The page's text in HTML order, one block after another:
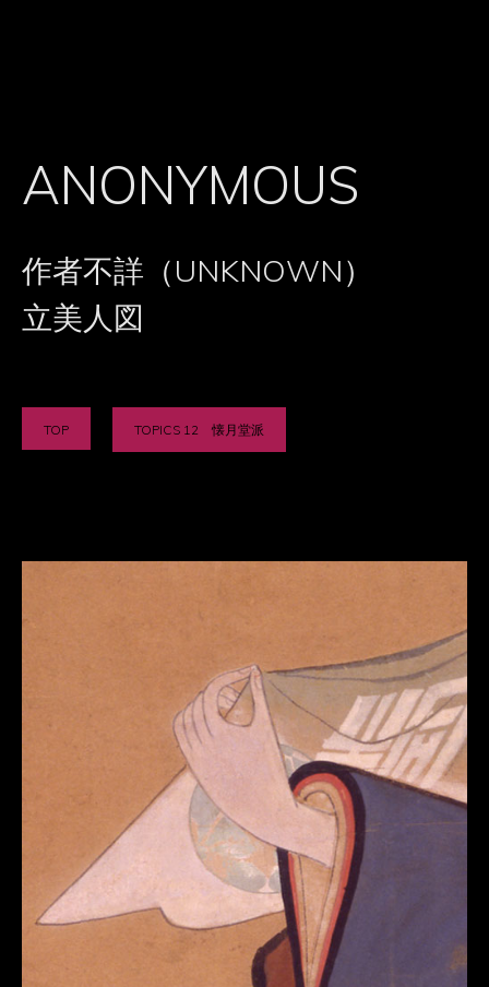
ANONYMOUS
作者不詳（UNKNOWN）
立美人図
TOP TOPICS 12 懐月堂派